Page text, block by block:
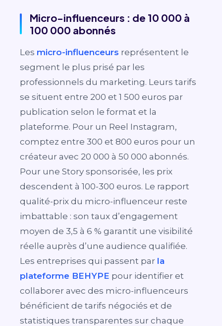
Micro-influenceurs : de 10 000 à
100 000 abonnés
Les micro-influenceurs représentent le
segment le plus prisé par les
professionnels du marketing. Leurs tarifs
se situent entre 200 et 1 500 euros par
publication selon le format et la
plateforme. Pour un Reel Instagram,
comptez entre 300 et 800 euros pour un
créateur avec 20 000 à 50 000 abonnés.
Pour une Story sponsorisée, les prix
descendent à 100-300 euros. Le rapport
qualité-prix du micro-influenceur reste
imbattable : son taux d’engagement
moyen de 3,5 à 6 % garantit une visibilité
réelle auprès d’une audience qualifiée.
Les entreprises qui passent par la
plateforme BEHYPE pour identifier et
collaborer avec des micro-influenceurs
bénéficient de tarifs négociés et de
statistiques transparentes sur chaque